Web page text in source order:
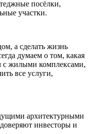
посёлки,
участки.
а сделать жизнь
думаем о том, какая
с жилыми комплексами,
все услуги,
архитектурными
инвесторы и